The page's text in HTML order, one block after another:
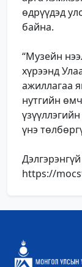
өдрүүдэд
байна.
“Музейн
хүрээнд
ажиллагаа
нутгийн
үнэ
https://